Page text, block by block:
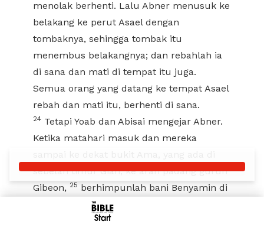
Start
menolak berhenti. Lalu Abner menusuk ke
belakang ke perut Asael dengan
tombaknya, sehingga tombak itu
menembus belakangnya; dan rebahlah ia
di sana dan mati di tempat itu juga.
Semua orang yang datang ke tempat Asael
rebah dan mati itu, berhenti di sana.
24 Tetapi Yoab dan Abisai mengejar Abner.
Ketika matahari masuk dan mereka
sebelah timur Giah, ke arah padang gurun
Gibeon, 25 berhimpunlah bani Benyamin di
belakang Abner menjadi satu gabungan
dan bersiap-siap di puncak sebuah bukit.